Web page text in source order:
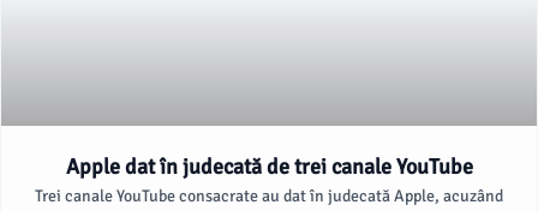
Apple dat în judecată de trei canale YouTube
Trei canale YouTube consacrate au dat în judecată Apple, acuzând